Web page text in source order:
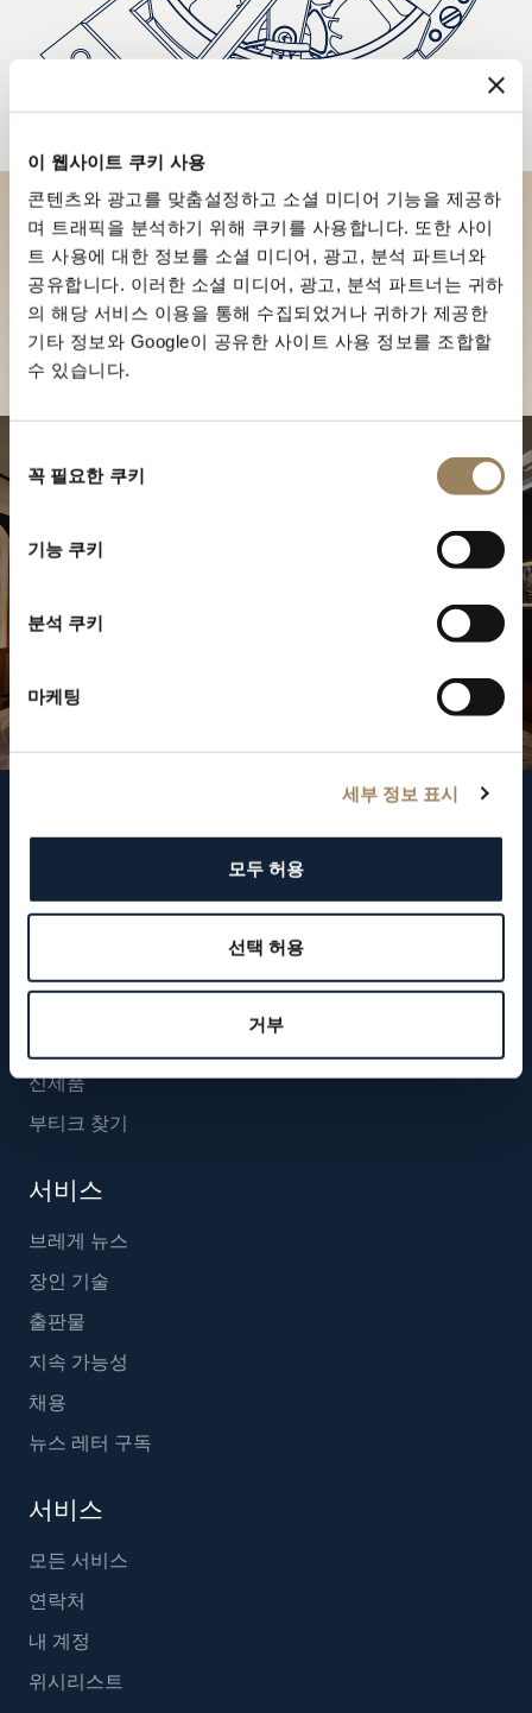
이 웹사이트 쿠키 사용
콘텐츠와 광고를 맞춤설정하고 소셜 미디어 기능을 제공하
며 트래픽을 분석하기 위해 쿠키를 사용합니다. 또한 사이
트 사용에 대한 정보를 소셜 미디어, 광고, 분석 파트너와
공유합니다. 이러한 소셜 미디어, 광고, 분석 파트너는 귀하
의 해당 서비스 이용을 통해 수집되었거나 귀하가 제공한
기타 정보와 Google이 공유한 사이트 사용 정보를 조합할
수 있습니다.
의
택
꼭 필요한 쿠키
기능 쿠키
분석 쿠키
마케팅
세부 정보 표시
모두 허용
선택 허용
거부
부티크에서 브레게 컬렉션을 만
나보세요
부티크 찾기
시계
신제품
부티크 찾기
서비스
브레게 뉴스
장인 기술
출판물
지속 가능성
채용
뉴스 레터 구독
서비스
모든 서비스
연락처
내 계정
위시리스트